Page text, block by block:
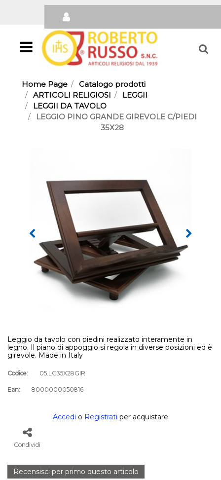
Open
Home Page
Catalogo prodotti
ARTICOLI RELIGIOSI
LEGGII
LEGGII DA TAVOLO
LEGGIO PINO GRANDE GIREVOLE C/PIEDI
35X28
Leggio da tavolo con piedini realizzato interamente in
legno. Il piano di appoggio si regola in diverse posizioni ed è
girevole. Made in Italy
Codice: 05.LG35X28GIR
Ean: 8000000050816
Accedi o Registrati per acquistare
Condividi
Recensisci per primo questo articolo